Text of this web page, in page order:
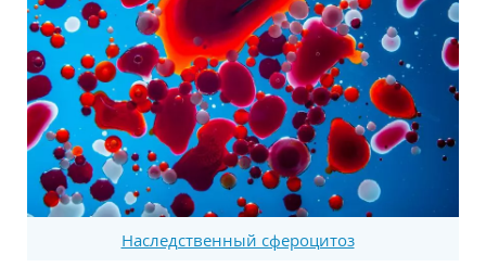
Наследственный сфероцитоз